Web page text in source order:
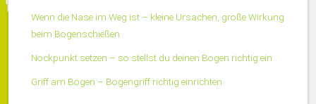
Wenn die Nase im Weg ist – kleine Ursachen, große Wirkung
beim Bogenschießen
Nockpunkt setzen – so stellst du deinen Bogen richtig ein
Griff am Bogen – Bogengriff richtig einrichten